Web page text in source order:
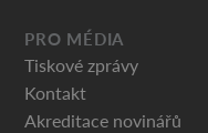
PRO MÉDIA
Tiskové zprávy
Kontakt
Akreditace novinářů